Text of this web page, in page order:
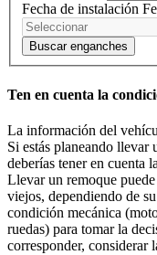
Fecha de instalación
Buscar enganches
Ten en cuenta la
La información del
Si estás planeando llevar
deberías tener en cuenta
Llevar un remoque
viejos, dependiendo de
condición mecánica
ruedas) para tomar la
corresponder, considerar